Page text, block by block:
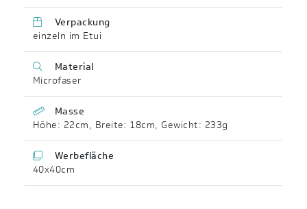
Verpackung
einzeln im Etui
Material
Microfaser
Masse
Höhe: 22cm, Breite: 18cm, Gewicht: 233g
Werbefläche
40x40cm